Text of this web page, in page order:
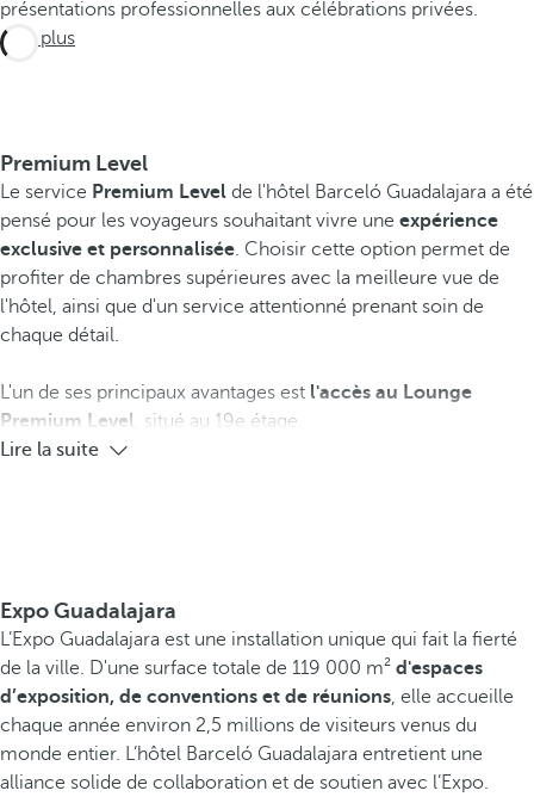
présentations professionnelles aux célébrations privées.
Voir plus
Premium Level
Le service Premium Level de l'hôtel Barceló Guadalajara a été
pensé pour les voyageurs souhaitant vivre une expérience
exclusive et personnalisée. Choisir cette option permet de
profiter de chambres supérieures avec la meilleure vue de
l'hôtel, ainsi que d'un service attentionné prenant soin de
chaque détail.
L'un de ses principaux avantages est l'accès au Lounge
Premium Level
, situé au 19e étage.
Lire la suite
Expo Guadalajara
L’Expo Guadalajara est une installation unique qui fait la fierté
de la ville. D'une surface totale de 119 000 m² d'espaces
d’exposition, de conventions et de réunions, elle accueille
chaque année environ 2,5 millions de visiteurs venus du
monde entier. L’hôtel Barceló Guadalajara entretient une
alliance solide de collaboration et de soutien avec l’Expo.